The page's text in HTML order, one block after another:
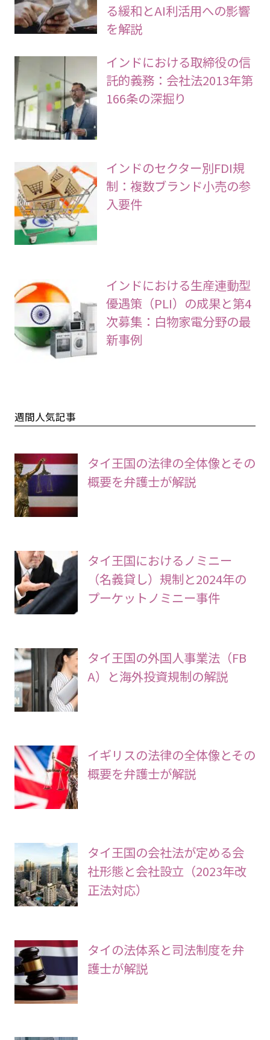
る緩和とAI利活用への影響
を解説
インドにおける取締役の信
託的義務：会社法2013年第
166条の深掘り
インドのセクター別FDI規
制：複数ブランド小売の参
入要件
インドにおける生産連動型
優遇策（PLI）の成果と第4
次募集：白物家電分野の最
新事例
週間人気記事
タイ王国の法律の全体像とその
概要を弁護士が解説
タイ王国におけるノミニー
（名義貸し）規制と2024年の
プーケットノミニー事件
タイ王国の外国人事業法（FB
A）と海外投資規制の解説
イギリスの法律の全体像とその
概要を弁護士が解説
タイ王国の会社法が定める会
社形態と会社設立（2023年改
正法対応）
タイの法体系と司法制度を弁
護士が解説